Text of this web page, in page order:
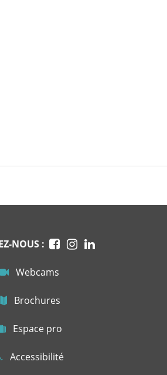
NOUS :
Webcams
Brochures
Espace pro
Accessibilité